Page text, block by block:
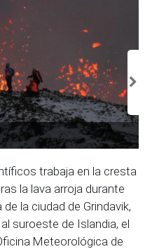
trabaja en la cresta
la lava arroja durante
la ciudad de Grindavik,
suroeste de Islandia, el
Meteorológica de